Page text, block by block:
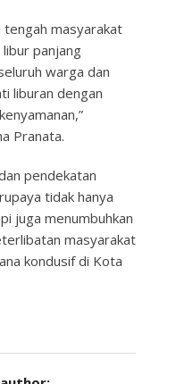
tengah masyarakat
panjang
warga dan
liburan dengan
Pranata.
pendekatan
tidak hanya
juga menumbuhkan
masyarakat
kondusif di Kota